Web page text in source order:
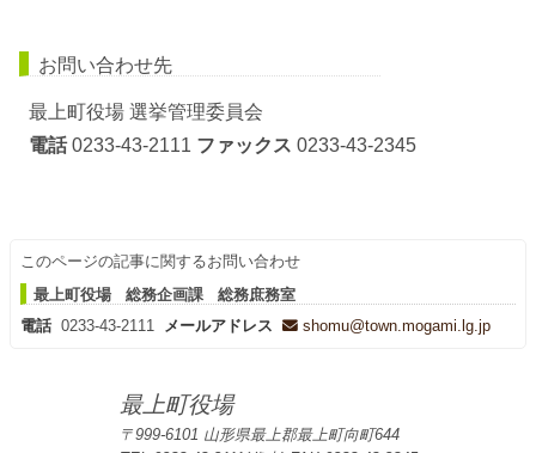
お問い合わせ先
最上町役場 選挙管理委員会
電話0233-43-2111 ファックス 0233-43-2345
このページの記事に関するお問い合わせ
最上町役場 総務企画課 総務庶務室
電話 0233-43-2111 メールアドレス shomu@town.mogami.lg.jp
最上町役場
〒999-6101 山形県最上郡最上町向町644